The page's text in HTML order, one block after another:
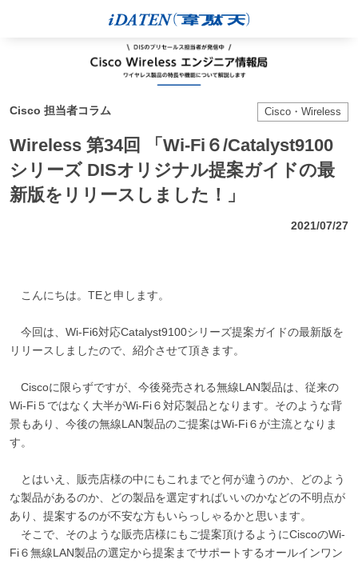
Cisco 担当者コラム Cisco・Wireless
Wireless 第34回 「Wi-Fi６/Catalyst9100
シリーズ DISオリジナル提案ガイドの最
新版をリリースしました！」
2021/07/27
こんにちは。TEと申します。
今回は、Wi-Fi6対応Catalyst9100シリーズ提案ガイドの最新版を
リリースしましたので、紹介させて頂きます。
Ciscoに限らずですが、今後発売される無線LAN製品は、従来の
Wi-Fi５ではなく大半がWi-Fi６対応製品となります。そのような背
景もあり、今後の無線LAN製品のご提案はWi-Fi６が主流となりま
す。
とはいえ、販売店様の中にもこれまでと何が違うのか、どのよう
な製品があるのか、どの製品を選定すればいいのかなどの不明点が
あり、提案するのが不安な方もいらっしゃるかと思います。
そこで、そのような販売店様にもご提案頂けるようにCiscoのWi-
Fi６無線LAN製品の選定から提案までサポートするオールインワン